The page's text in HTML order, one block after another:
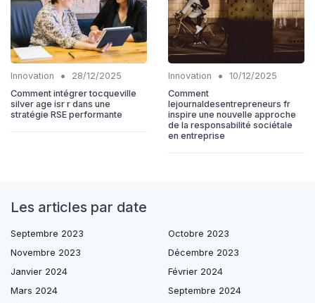
Innovation •
28/12/2025
Comment intégrer tocqueville
silver age isr r dans une
stratégie RSE performante
Innovation •
10/12/2025
Comment
lejournaldesentrepreneurs fr
inspire une nouvelle approche
de la responsabilité sociétale
en entreprise
Les articles par date
Septembre 2023
Octobre 2023
Novembre 2023
Décembre 2023
Janvier 2024
Février 2024
Mars 2024
Septembre 2024